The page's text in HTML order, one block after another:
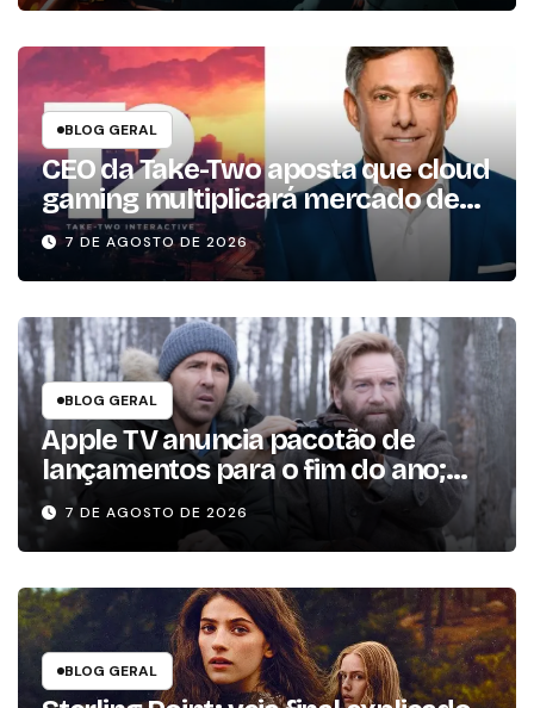
BLOG GERAL
CEO da Take-Two aposta que cloud
gaming multiplicará mercado de
jogos por 10 em três anos
7 DE AGOSTO DE 2026
BLOG GERAL
Apple TV anuncia pacotão de
lançamentos para o fim do ano;
conheça as produções
7 DE AGOSTO DE 2026
BLOG GERAL